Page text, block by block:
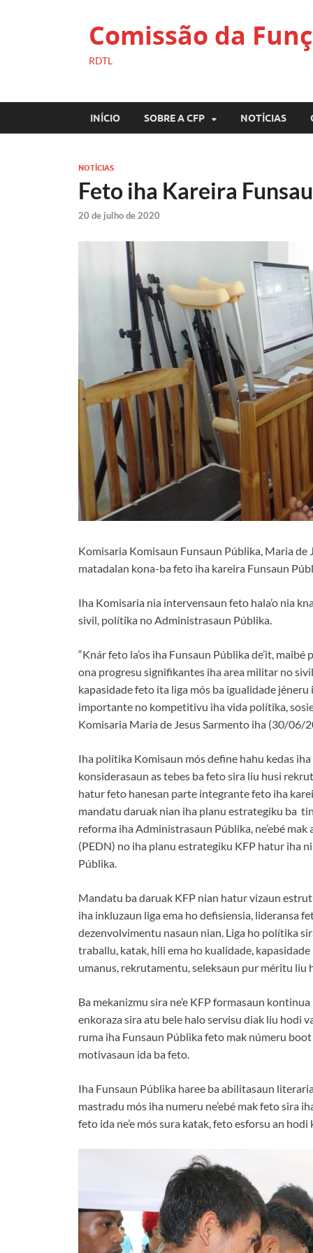
Comissão da
RDTL
INÍCIO SOBRE A CFP NOTÍCIAS
NOTÍCIAS
Feto iha Kareira
20 de julho de 2020
Komisaria Komisaun Funsaun Públika, Maria de
matadalan kona-ba feto iha kareira Funsaun
Iha Komisaria nia intervensaun feto hala’o nia
sivil, polítika no Administrasaun Públika.
“Knár feto la’os iha Funsaun Públika de’it,
ona progresu signifikantes iha area militar no
kapasidade feto ita liga mós ba igualidade
importante no kompetitivu iha vida polítika,
Komisaria Maria de Jesus Sarmento iha (30/06/
Iha polítika Komisaun mós define hahu kedas
konsiderasaun as tebes ba feto sira liu husi
hatur feto hanesan parte integrante feto iha
mandatu daruak nian iha planu estrategiku ba
reforma iha Administrasaun Públika, ne’ebé
(PEDN) no iha planu estrategiku KFP hatur iha
Públika.
Mandatu ba daruak KFP nian hatur vizaun
iha inkluzaun liga ema ho defisiensia, lideransa
dezenvolvimentu nasaun nian. Liga ho polítika
traballu, katak, hili ema ho kualidade,
umanus, rekrutamentu, seleksaun pur méritu liu
Ba mekanizmu sira ne’e KFP formasaun
enkoraza sira atu bele halo servisu diak liu hodi
ruma iha Funsaun Públika feto mak númeru
motivasaun ida ba feto.
Iha Funsaun Públika haree ba abilitasaun
mastradu mós iha numeru ne’ebé mak feto sira
feto ida ne’e mós sura katak, feto esforsu an